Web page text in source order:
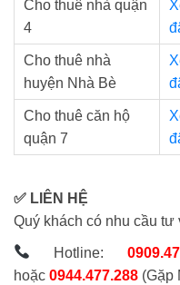
Cho thuê nhà quận
4
Cho thuê nhà
huyện Nhà Bè
Cho thuê căn hộ
quận 7
✅ LIÊN HỆ
Quý khách có nhu cầu tư
Hotline:
hoặc 0944.477.288 (Gặp